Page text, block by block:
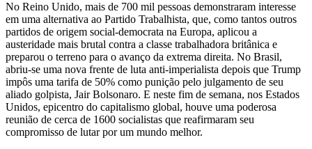
No Reino Unido, mais de 700 mil pessoas demonstraram interesse
em uma alternativa ao Partido Trabalhista, que, como tantos outros
partidos de origem social-democrata na Europa, aplicou a
austeridade mais brutal contra a classe trabalhadora britânica e
preparou o terreno para o avanço da extrema direita. No Brasil,
abriu-se uma nova frente de luta anti-imperialista depois que Trump
impôs uma tarifa de 50% como punição pelo julgamento de seu
aliado golpista, Jair Bolsonaro. E neste fim de semana, nos Estados
Unidos, epicentro do capitalismo global, houve uma poderosa
reunião de cerca de 1600 socialistas que reafirmaram seu
compromisso de lutar por um mundo melhor.